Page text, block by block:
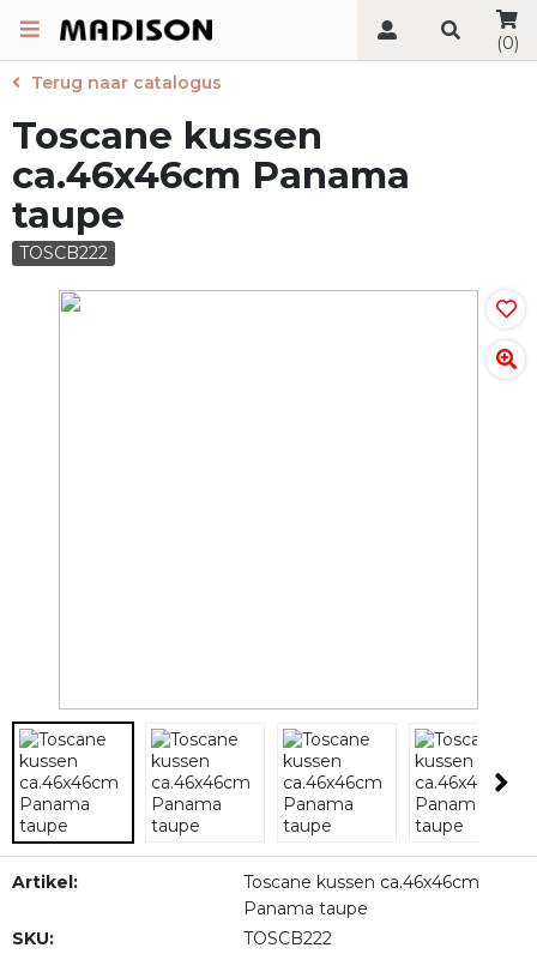
(0)
Terug naar catalogus
Toscane kussen
ca.46x46cm Panama
taupe
TOSCB222
Artikel:
Toscane kussen ca.46x46cm
Panama taupe
SKU:
TOSCB222